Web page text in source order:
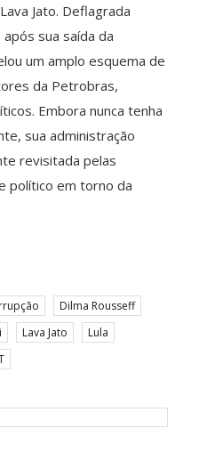
Jato. Deflagrada
sua saída da
um amplo esquema de
da Petrobras,
Embora nunca tenha
sua administração
revisitada pelas
político em torno da
Dilma Rousseff
Lava Jato
Lula